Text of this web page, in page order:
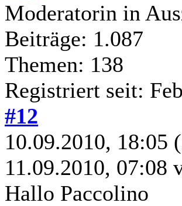
Moderatorin in
Beiträge: 1.087
Themen: 138
Registriert seit:
#12
10.09.2010, 18:05
11.09.2010, 07:08
Hallo Paccolino